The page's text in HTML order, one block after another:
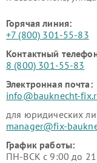
Горячая линия:
+7 (800) 301-55-83
Контактный
8 (800) 301-55-83
Электронная почта:
info@bauknecht-
для юридических
manager@fix-
График работы:
ПН-ВСК с 9:00 до